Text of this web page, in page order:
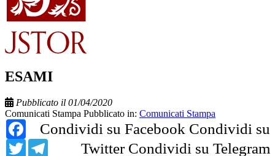
ESAMI
Pubblicato il 01/04/2020
Comunicati Stampa Pubblicato in: Comunicati Stampa
Condividi su Facebook
Facebook
Condividi su
Twitter
Twitter Condividi su Telegram
Telegram